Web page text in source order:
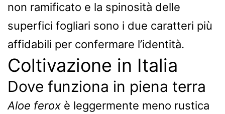
non ramificato e la spinosità delle
superfici fogliari sono i due caratteri più
affidabili per confermare l’identità.
Coltivazione in Italia
Dove funziona in piena terra
Aloe ferox è leggermente meno rustica